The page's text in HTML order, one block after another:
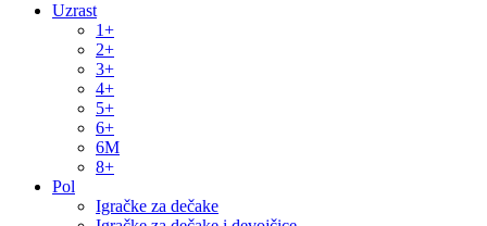
Uzrast
1+
2+
3+
4+
5+
6+
6M
8+
Pol
Igračke za dečake